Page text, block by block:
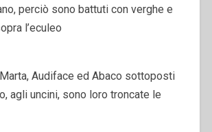
perciò sono battuti con verghe e
l’eculeo
Audiface ed Abaco sottoposti
agli uncini, sono loro troncate le